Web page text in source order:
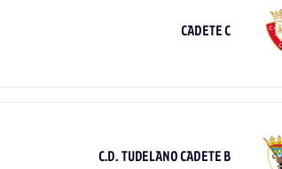
CADETE C
C.D. TUDELANO CADETE B